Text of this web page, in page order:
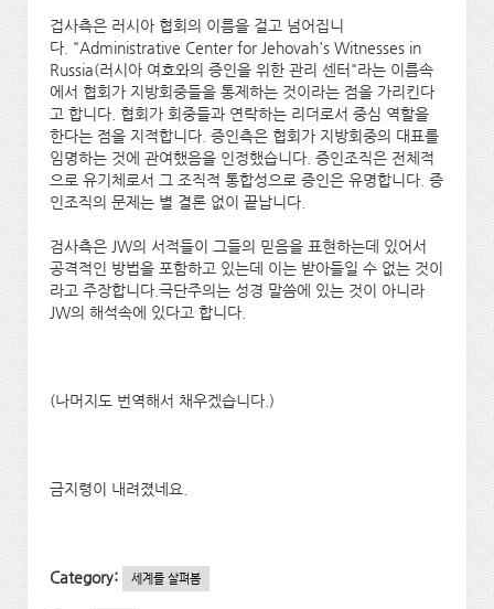
겁사측은 러시아 협회의 이름을 걸고 넘어집니
다. "Administrative Center for Jehovah's Witnesses in
Russia(러시아 여호와의 증인을 위한 관리 센터"라는 이름속
에서 협회가 지방회중들을 통제하는 것이라는 점을 가리킨다
고 합니다. 협회가 회중들과 연락하는 리더로서 중심 역할을
한다는 점을 지적합니다. 증인측은 협회가 지방회중의 대표를
임명하는 것에 관여했음을 인정했습니다. 증인조직은 전체적
으로 유기체로서 그 조직적 통합성으로 증인은 유명합니다. 증
인조직의 문제는 별 결론 없이 끝납니다.
검사측은 JW의 서적들이 그들의 믿음을 표현하는데 있어서
공격적인 방법을 포함하고 있는데 이는 받아들일 수 없는 것이
라고 주장합니다.극단주의는 성경 말씀에 있는 것이 아니라
JW의 해석속에 있다고 합니다.
(나머지도 번역해서 채우겠습니다.)
금지령이 내려졌네요.
Category: 세계를 살펴봄